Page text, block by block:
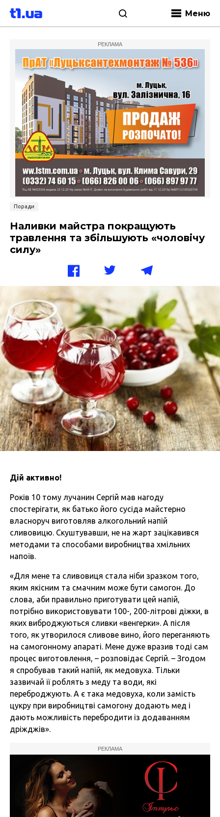
Меню
РЕКЛАМА
Поради
Наливки майстра покращують
травлення та збільшують «чоловічу
силу»
Дій активно!
Років 10 тому лучанин Сергій мав нагоду
спостерігати, як батько його сусіда майстерно
власноруч виготовляв алкогольний напій
сливовицю. Скуштувавши, не на жарт зацікавився
методами та способами виробництва хмільних
напоїв.
«Для мене та сливовиця стала ніби зразком того,
яким якісним та смачним може бути самогон. До
слова, аби правильно приготувати цей напій,
потрібно використовувати 100-, 200-літрові діжки, в
яких виброджуються сливки «венгерки». А після
того, як утворилося сливове вино, його переганяють
на самогонному апараті. Мене дуже вразив тоді сам
процес виготовлення, – розповідає Сергій. – Згодом
я спробував такий напій, як медовуха. Тільки
зазвичай її роблять з меду та води, які
переброджують. А є така медовуха, коли замість
цукру при виробництві самогону додають мед і
дають можливість перебродити із додаванням
дріжджів».
РЕКЛАМА